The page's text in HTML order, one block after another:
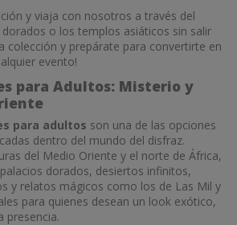
y viaja con nosotros a través del
o los templos asiáticos sin salir
colección y prepárate para convertirte en
evento!
para Adultos: Misterio y
para adultos son una de las opciones
dentro del mundo del disfraz.
del Medio Oriente y el norte de África,
dorados, desiertos infinitos,
y relatos mágicos como los de Las Mil y
para quienes desean un look exótico,
presencia.